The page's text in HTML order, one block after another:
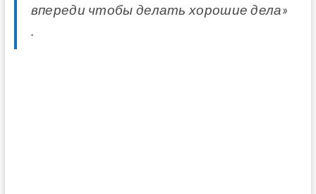
впереди чтобы делать хорошие дела»
.